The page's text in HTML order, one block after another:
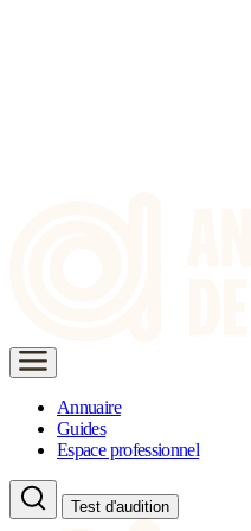
Annuaire
Guides
Espace professionnel
Test d'audition